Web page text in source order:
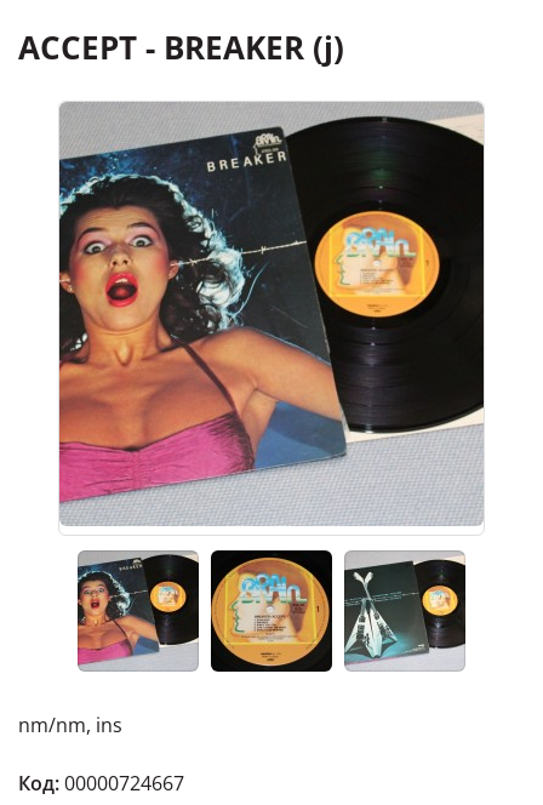
ACCEPT - BREAKER (j)
nm/nm, ins
Код:00000724667